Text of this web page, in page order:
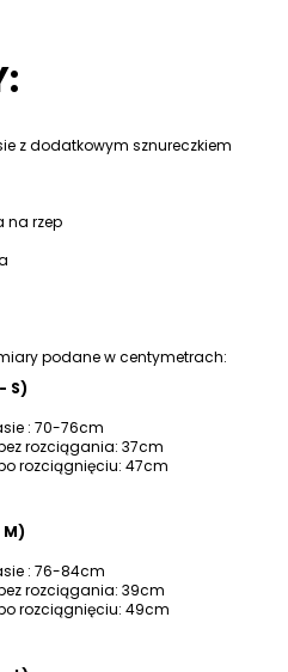
z dodatkowym sznureczkiem
na rzep
podane w centymetrach:
S)
: 70-76cm
rozciągania: 37cm
rozciągnięciu: 47cm
M)
: 76-84cm
rozciągania: 39cm
rozciągnięciu: 49cm